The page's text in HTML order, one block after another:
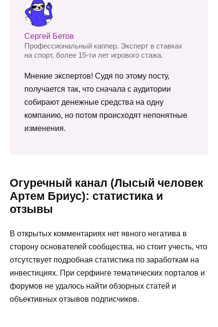
Сергей Бетов
Профессиональный каппер. Эксперт в ставках
на спорт, более 15-ти лет игрового стажа.
Мнение экспертов! Судя по этому посту,
получается так, что сначала с аудитории
собирают денежные средства на одну
компанию, но потом происходят непонятные
изменения.
Огуречный канал (Лысый человек
Артем Бриус): статистика и
отзывы
В открытых комментариях нет явного негатива в
сторону основателей сообщества, но стоит учесть, что
отсутствует подробная статистика по заработкам на
инвестициях. При серфинге тематических порталов и
форумов не удалось найти обзорных статей и
объективных отзывов подписчиков.